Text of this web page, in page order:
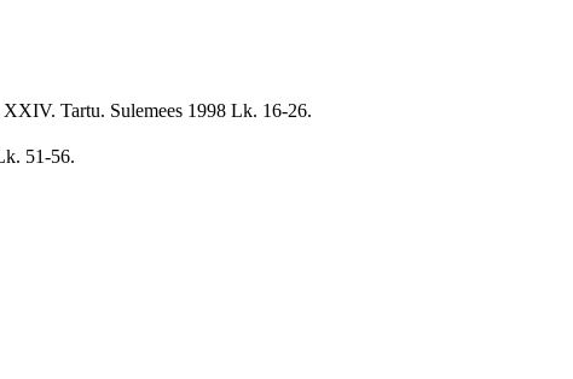
Tartu. Sulemees 1998 Lk. 16-26.
51-56.